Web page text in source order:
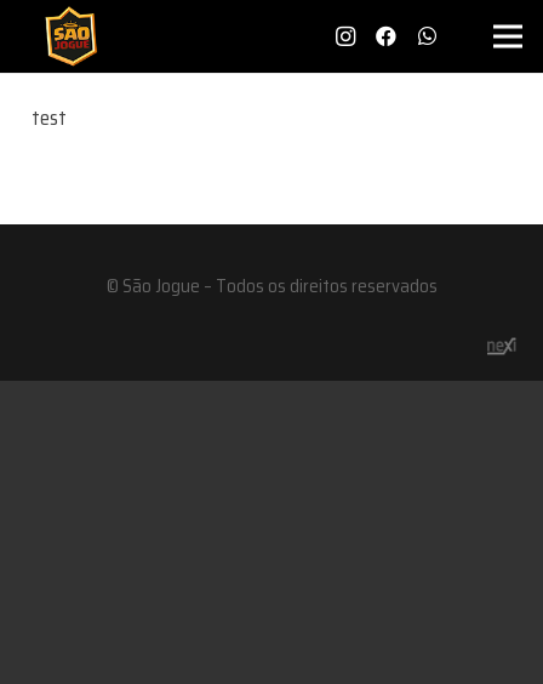
test
© São Jogue – Todos os direitos reservados